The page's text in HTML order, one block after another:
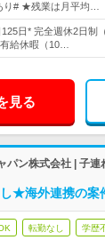
り# ★残業は月平均…
日* 完全週休2日制
給休暇（10…
見る
パン株式会社 | 子
★海外連携の案
転勤なし 学歴